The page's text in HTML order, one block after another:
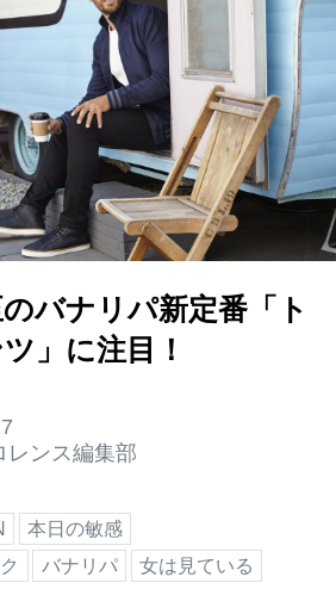
バナリパ新定番「ト
」に注目！
レンス編集部
本日の敏感
バナリパ 女は見ている